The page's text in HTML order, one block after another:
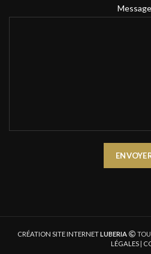
Message
CRÉATION SITE INTERNETLUBERIA
LÉGALES|